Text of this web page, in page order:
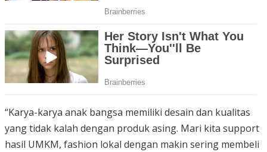
“Karya-karya anak bangsa memiliki desain dan kualitas
yang tidak kalah dengan produk asing. Mari kita support
hasil UMKM, fashion lokal dengan makin sering membeli